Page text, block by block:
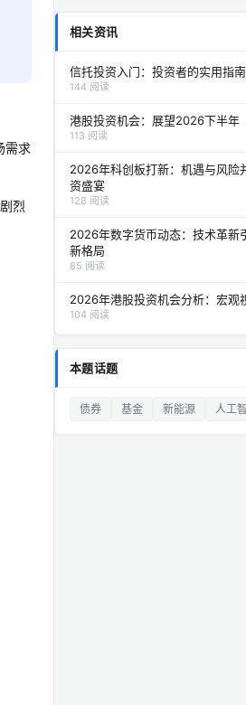
需求
烈
相关资讯
信托投资入门：投资者的实用指南
144 阅读
港股投资机会：展望2026下半年
113 阅读
2026年科创板打新：机遇与风险
资盛宴
128 阅读
2026年数字货币动态：技术革新
新格局
85 阅读
2026年港股投资机会分析：宏观
104 阅读
本题话题
债券 基金 新能源 人工